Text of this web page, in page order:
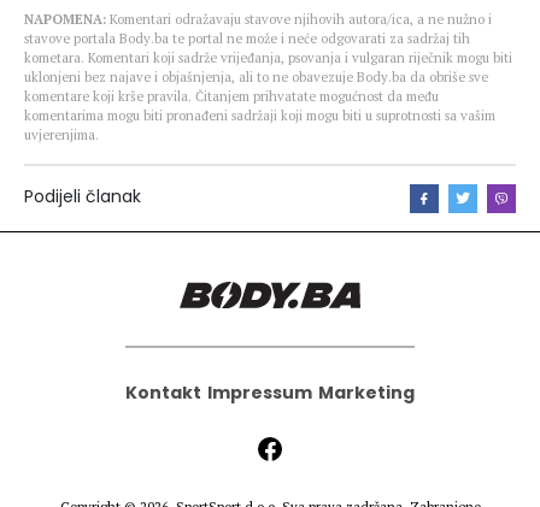
NAPOMENA: Komentari odražavaju stavove njihovih autora/ica, a ne nužno i
stavove portala Body.ba te portal ne može i neće odgovarati za sadržaj tih
kometara. Komentari koji sadrže vrijeđanja, psovanja i vulgaran riječnik mogu biti
uklonjeni bez najave i objašnjenja, ali to ne obavezuje Body.ba da obriše sve
komentare koji krše pravila. Čitanjem prihvatate mogućnost da među
komentarima mogu biti pronađeni sadržaji koji mogu biti u suprotnosti sa vašim
uvjerenjima.
Podijeli članak
Kontakt Impressum Marketing